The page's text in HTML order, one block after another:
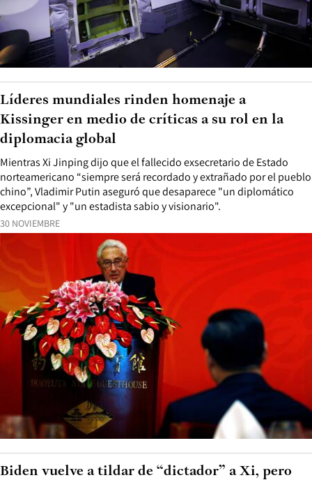
30 NOVIEMBRE
Mientras Xi Jinping dijo que el fallecido exsecretario de Estado
norteamericano “siempre será recordado y extrañado por el pueblo
chino”, Vladimir Putin aseguró que desaparece "un diplomático
excepcional" y "un estadista sabio y visionario".
Líderes mundiales rinden homenaje a
Kissinger en medio de críticas a su rol en la
diplomacia global
Biden vuelve a tildar de “dictador” a Xi, pero